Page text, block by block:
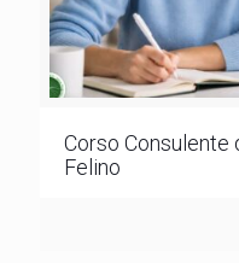
Corso
Felino